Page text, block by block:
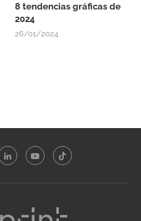
8 tendencias gráficas de
2024
26/01/2024